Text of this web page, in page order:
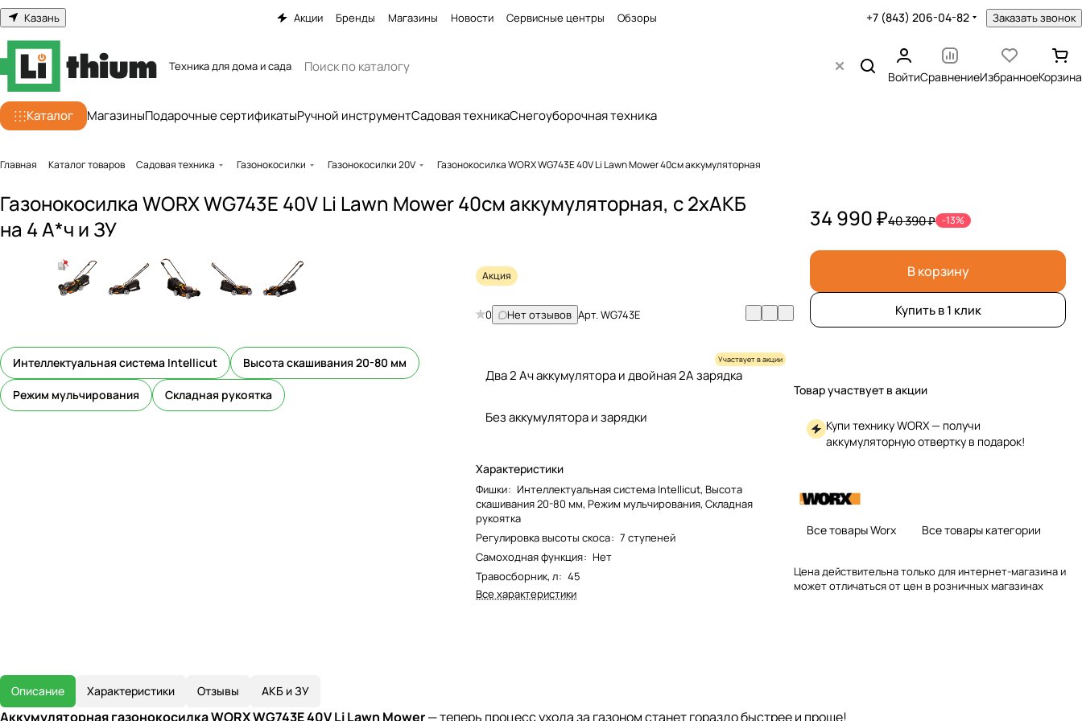
Казань Акции Бренды Магазины Новости Сервисные центры Обзоры +7 (843) 206-04-82 Заказать звонок
Техника для дома и сада
ВойтиСравнениеИзбранноеКорзина
Каталог МагазиныПодарочные сертификатыРучной инструментСадовая техникаСнегоуборочная техника
Главная Каталог товаров Садовая техника Газонокосилки Газонокосилки 20V Газонокосилка WORX WG743E 40V Li Lawn Mower 40см аккумуляторная
Газонокосилка WORX WG743E 40V Li Lawn Mower 40см аккумуляторная, с 2хАКБ
на 4 А*ч и ЗУ
Интеллектуальная система Intellicut Высота скашивания 20-80 мм
Режим мульчирования Складная рукоятка
Акция
0 Нет отзывов Арт.WG743E
Участвует в акции
Два 2 Ач аккумулятора и двойная 2А зарядка
Без аккумулятора и зарядки
Характеристики
Фишки: Интеллектуальная система Intellicut, Высота
скашивания 20-80 мм, Режим мульчирования, Складная
рукоятка
Регулировка высоты скоса: 7 ступеней
Самоходная функция: Нет
Травосборник, л: 45
Все характеристики
34 990 ₽40 390 ₽ -13%
В корзину
Купить в 1 клик
Товар участвует в акции
Купи технику WORX — получи
аккумуляторную отвертку в подарок!
Все товары Worx Все товары категории
Цена действительна только для интернет-магазина и
может отличаться от цен в розничных магазинах
Описание Характеристики Отзывы АКБ и ЗУ
Аккумуляторная газонокосилка WORX WG743E 40V Li Lawn Mower— теперь процесс ухода за газоном станет гораздо быстрее и проще!